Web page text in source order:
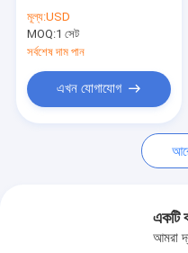
মূল্য:USD
MOQ:1 সেট
সর্বশেষ দাম পান
এখন যোগাযোগ
একটি
আমরা